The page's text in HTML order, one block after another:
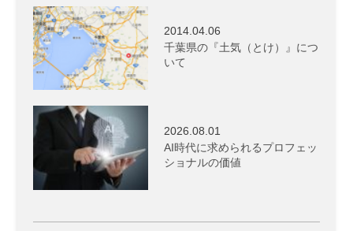
2014.04.06
千葉県の『土気（とけ）』につ
いて
2026.08.01
AI時代に求められるプロフェッ
ショナルの価値